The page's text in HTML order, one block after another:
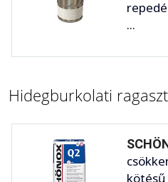
...
Hidegburkolati